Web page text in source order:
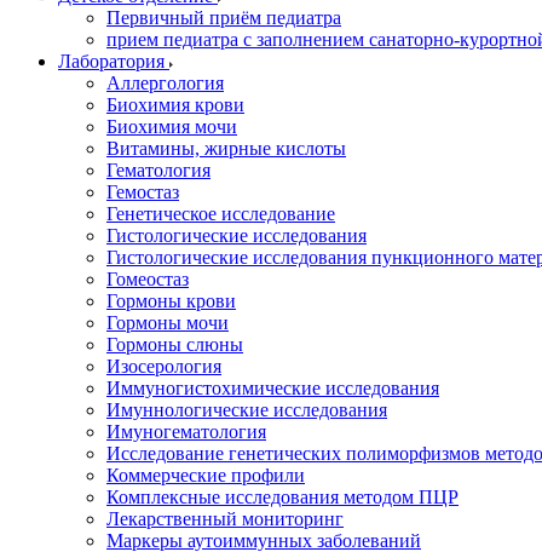
Первичный приём педиатра
прием педиатра с заполнением санаторно-
Лаборатория
Аллергология
Биохимия крови
Биохимия мочи
Витамины, жирные кислоты
Гематология
Гемостаз
Генетическое исследование
Гистологические исследования
Гистологические исследования пункционного
Гомеостаз
Гормоны крови
Гормоны мочи
Гормоны слюны
Изосерология
Иммуногистохимические исследования
Имуннологические исследования
Имуногематология
Исследование генетических полиморфизмов
Коммерческие профили
Комплексные исследования методом ПЦР
Лекарственный мониторинг
Маркеры аутоиммунных заболеваний